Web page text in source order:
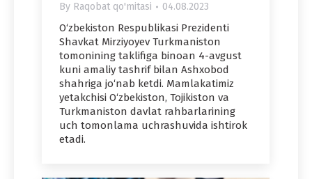
By Raqobat qo'mitasi 04.08.2023
O‘zbekiston Respublikasi Prezidenti
Shavkat Mirziyoyev Turkmaniston
tomonining taklifiga binoan 4-avgust
kuni amaliy tashrif bilan Ashxobod
shahriga jo‘nab ketdi. Mamlakatimiz
yetakchisi O‘zbekiston, Tojikiston va
Turkmaniston davlat rahbarlarining
uch tomonlama uchrashuvida ishtirok
etadi.